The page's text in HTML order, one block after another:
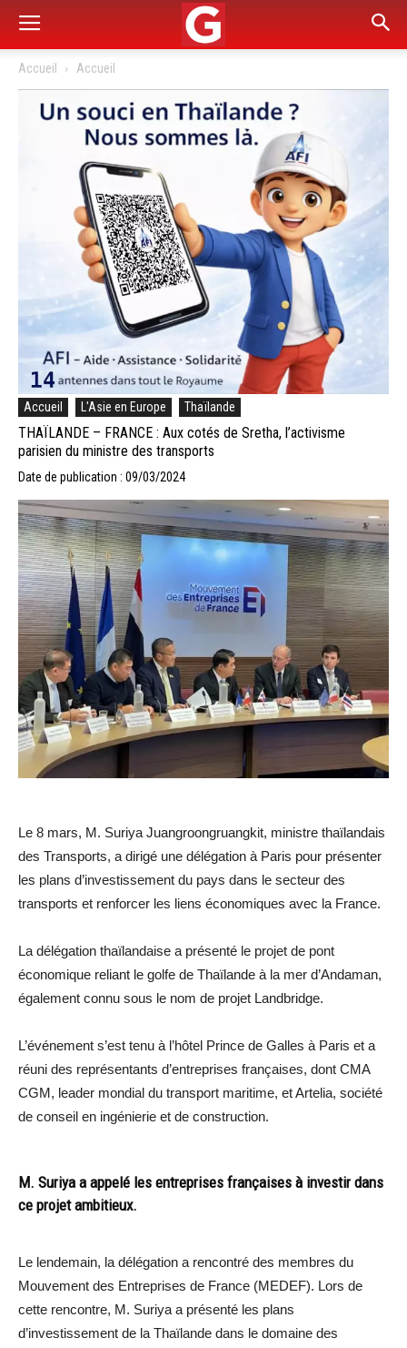
Accueil Accueil
Accueil L'Asie en Europe Thaïlande
THAÏLANDE – FRANCE : Aux cotés de Sretha, l’activisme
parisien du ministre des transports
Date de publication : 09/03/2024
Le 8 mars, M. Suriya Juangroongruangkit, ministre thaïlandais
des Transports, a dirigé une délégation à Paris pour présenter
les plans d’investissement du pays dans le secteur des
transports et renforcer les liens économiques avec la France.
La délégation thaïlandaise a présenté le projet de pont
économique reliant le golfe de Thaïlande à la mer d’Andaman,
également connu sous le nom de projet Landbridge.
L’événement s’est tenu à l’hôtel Prince de Galles à Paris et a
réuni des représentants d’entreprises françaises, dont CMA
CGM, leader mondial du transport maritime, et Artelia, société
de conseil en ingénierie et de construction.
M. Suriya a appelé les entreprises françaises à investir dans
ce projet ambitieux.
Le lendemain, la délégation a rencontré des membres du
Mouvement des Entreprises de France (MEDEF). Lors de
cette rencontre, M. Suriya a présenté les plans
d’investissement de la Thaïlande dans le domaine des